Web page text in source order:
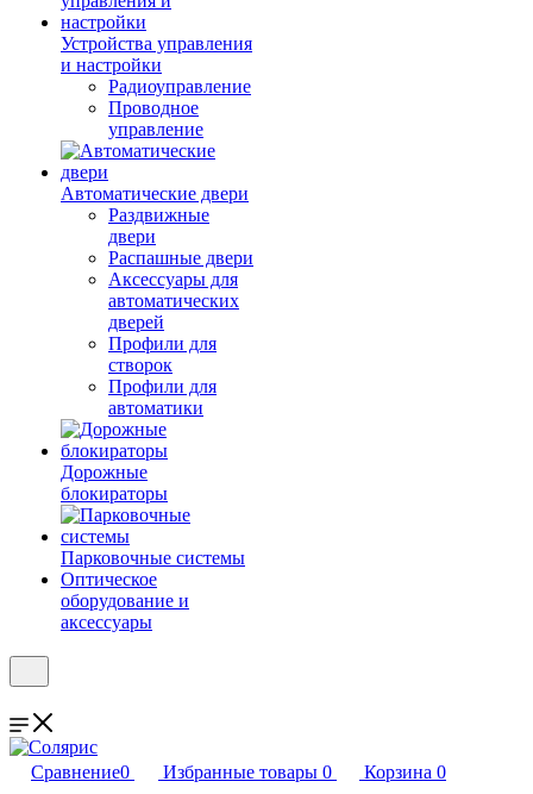
Устройства управления
и настройки
Радиоуправление
Проводное
управление
Автоматические двери
Раздвижные
двери
Распашные двери
Аксессуары для
автоматических
дверей
Профили для
створок
Профили для
автоматики
Дорожные
блокираторы
Парковочные системы
Оптическое
оборудование и
аксессуары
Сравнение0 Избранные товары 0 Корзина 0